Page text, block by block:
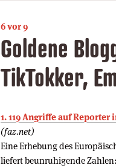
6 vor 9
Goldene
TikTokker,
1. 119 Angriffe auf Reporter
(faz.net)
Eine Erhebung des
liefert beunruhigende